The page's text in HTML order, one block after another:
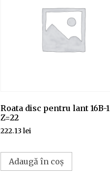
Roata disc pentru lant 16B-1
Z=22
222.13 lei
Adaugă în coș